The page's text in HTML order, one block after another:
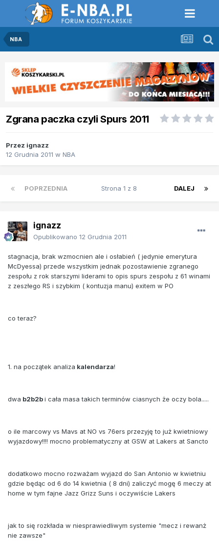
NBA
Zgrana paczka czyli Spurs 2011
Przez ignazz
12 Grudnia 2011 w NBA
POPRZEDNIA DALEJ
Strona 1 z 8
ignazz
Opublikowano 12 Grudnia 2011
stagnacja, brak wzmocnien ale i osłabień ( jedynie emerytura
McDyessa) przede wszystkim jednak pozostawienie zgranego
zespołu z rok starszymi liderami to opis spurs zespołu z 61 winami
z zeszłego RS i szybkim ( kontuzja manu) exitem w PO
co teraz?
1. na początek analiza kalendarza!
dwa b2b2bi cała masa takich terminów ciasnych że oczy bola.....
o ile marcowy vs Mavs at NO vs 76ers przezyję to już kwietniowy
wyjazdowy!!!! mocno problematyczny at GSW at Lakers at Sancto
dodatkowo mocno rozważam wyjazd do San Antonio w kwietniu
gdzie będąc od 6 do 14 kwietnia ( 8 dni) zaliczyć mogę 6 meczy at
home w tym fajne Jazz Grizz Suns i oczywiście Lakers
jak to się rozkłada w niesprawiedliwym systemie "mecz i rewanż
nie zawsze"